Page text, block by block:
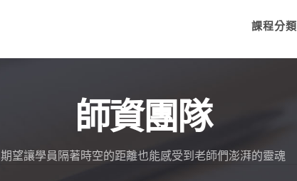
課程分類
師資團隊
期望讓學員隔著時空的距離也能感受到老師們澎湃的靈魂